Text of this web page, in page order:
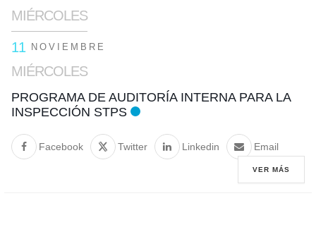
MIÉRCOLES
11 NOVIEMBRE
MIÉRCOLES
PROGRAMA DE AUDITORÍA INTERNA PARA LA
INSPECCIÓN STPS
Facebook Twitter Linkedin Email
VER MÁS